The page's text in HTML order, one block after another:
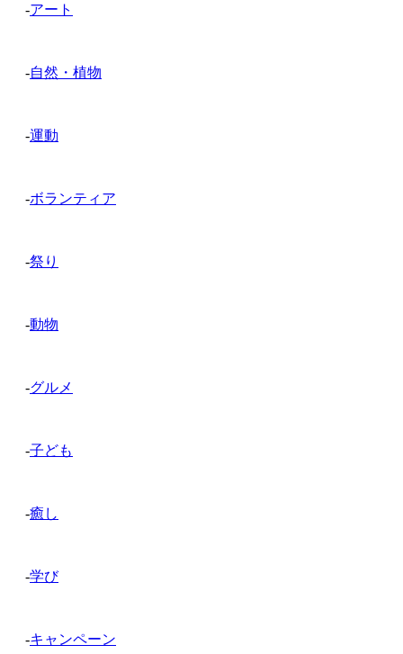
-アート
-自然・植物
-運動
-ボランティア
-祭り
-動物
-グルメ
-子ども
-癒し
-学び
-キャンペーン